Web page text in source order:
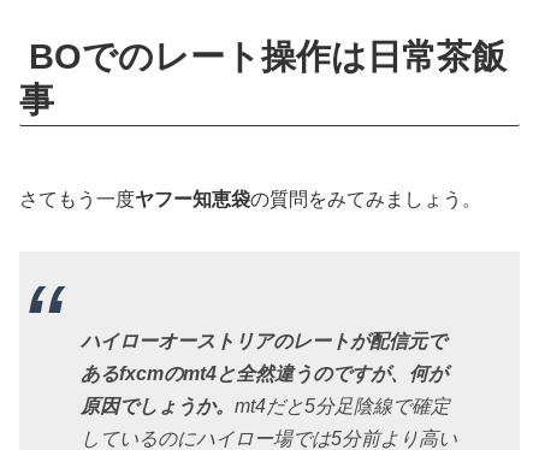
BOでのレート操作は日常茶飯
事
さてもう一度ヤフー知恵袋の質問をみてみましょう。
ハイローオーストリアのレートが配信元で
あるfxcmのmt4と全然違うのですが、何が
原因でしょうか。 mt4だと5分足陰線で確定
しているのにハイロー場では5分前より高い